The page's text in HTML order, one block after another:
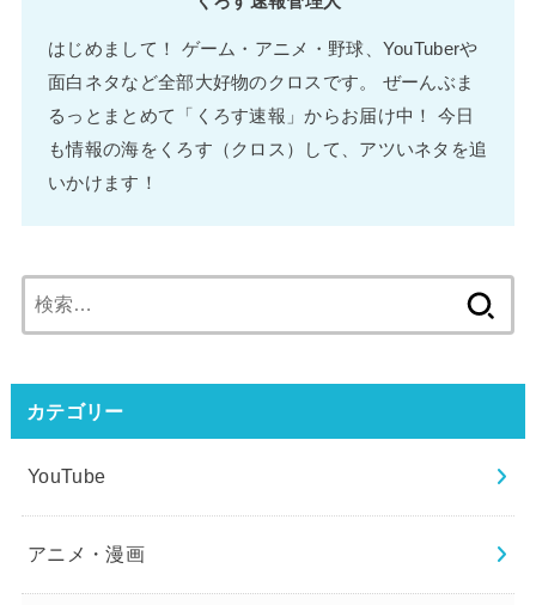
はじめまして！ ゲーム・アニメ・野球、YouTuberや
面白ネタなど全部大好物のクロスです。 ぜーんぶま
るっとまとめて「くろす速報」からお届け中！ 今日
も情報の海をくろす（クロス）して、アツいネタを追
いかけます！
索:
カテゴリー
YouTube
アニメ・漫画